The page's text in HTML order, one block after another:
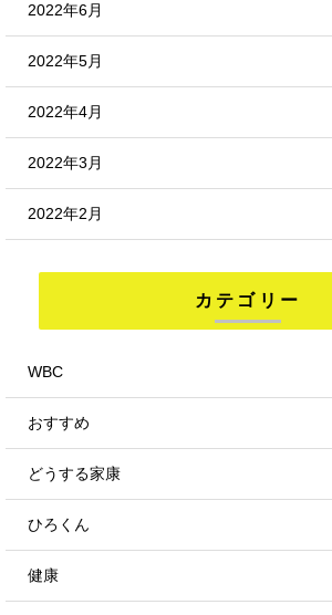
2022年6月
2022年5月
2022年4月
2022年3月
2022年2月
カテゴリー
WBC
おすすめ
どうする家康
ひろくん
健康